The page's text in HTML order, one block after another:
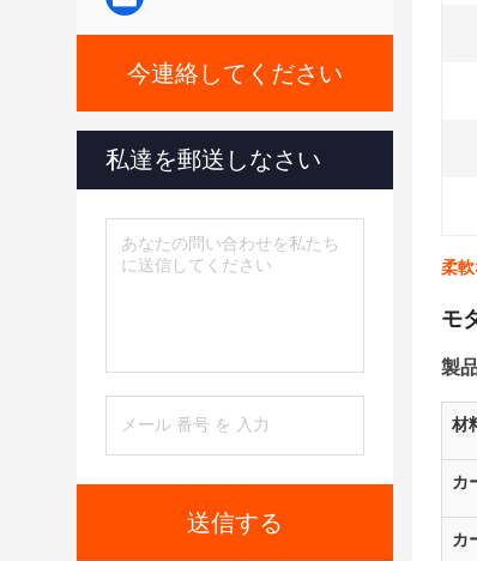
今連絡してください
私達を郵送しなさい
送信する
柔
モ
製
材
カ
カ